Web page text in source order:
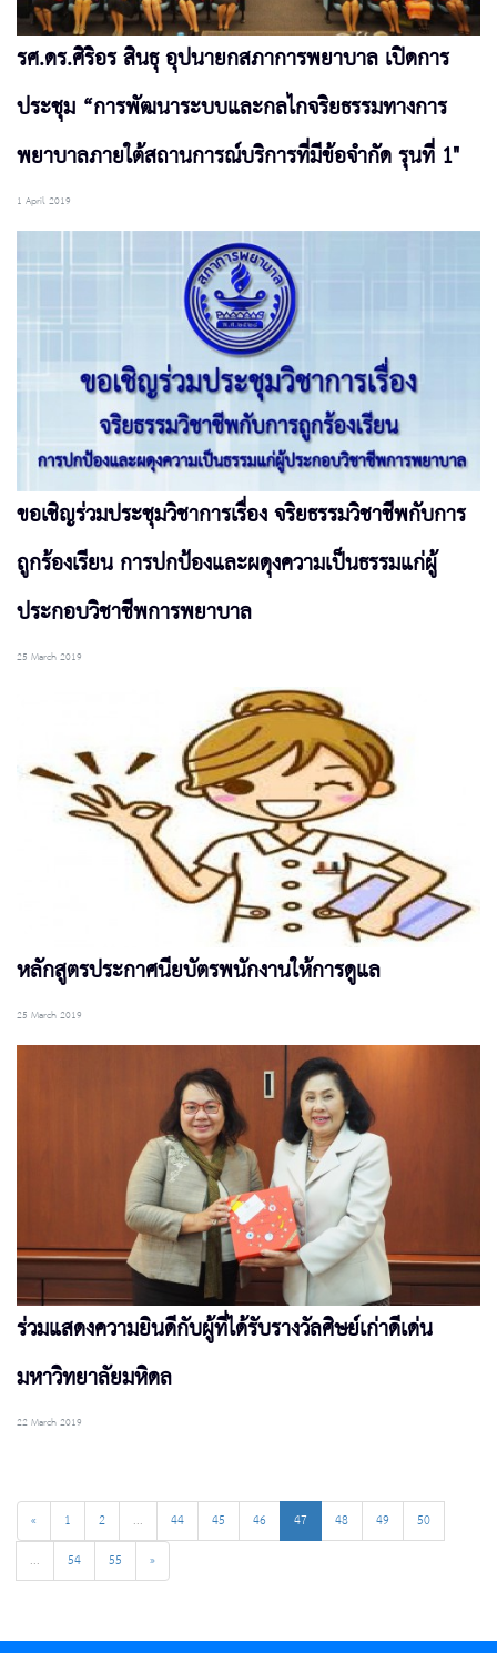
รศ.ดร.ศิริอร สินธุ อุปนายกสภาการพยาบาล เปิดการ
ประชุม “การพัฒนาระบบและกลไกจริยธรรมทางการ
พยาบาลภายใต้สถานการณ์บริการที่มีข้อจำกัด รุนที่ 1"
1 April 2019
ขอเชิญร่วมประชุมวิชาการเรื่อง จริยธรรมวิชาชีพกับการ
ถูกร้องเรียน การปกป้องและผดุงความเป็นธรรมแก่ผู้
ประกอบวิชาชีพการพยาบาล
25 March 2019
หลักสูตรประกาศนียบัตรพนักงานให้การดูแล
25 March 2019
ร่วมแสดงความยินดีกับผู้ที่ได้รับรางวัลศิษย์เก่าดีเด่น
มหาวิทยาลัยมหิดล
22 March 2019
« 1 2 ... 44 45 46 47 48 49
50
...
54 55 »